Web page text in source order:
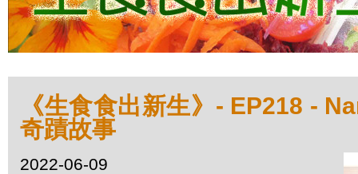
《生食食出新生》- EP218 -
奇蹟故事
2022-06-09